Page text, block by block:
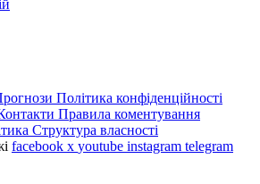
Політика конфіденційності
Правила коментування
Структура власності
facebook x youtube instagram telegram